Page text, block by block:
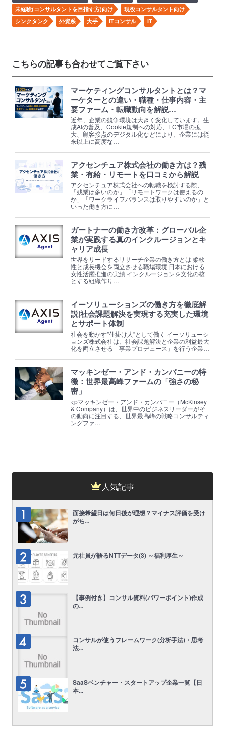
未経験(コンサルタントを目指す方)向け
現役コンサルタント向け
シンクタンク
外資系 大手 ITコンサル IT
こちらの記事も合わせてご覧下さい
マーケティングコンサルタントとは？マ
ーケターとの違い・職種・仕事内容・主
要ファーム・転職動向を解説…
近年、企業の競争環境は大きく変化しています。生
成AIの普及、Cookie規制への対応、EC市場の拡
大、顧客接点のデジタル化などにより、企業には従
来以上に高度な…
アクセンチュア株式会社の働き方は？残
業・有給・リモートを口コミから解説
アクセンチュア株式会社への転職を検討する際、
「残業は多いのか」「リモートワークは使えるの
か」「ワークライフバランスは取りやすいのか」と
いった働き方に…
ガートナーの働き方改革：グローバル企
業が実践する真のインクルージョンとキ
ャリア成長
世界をリードするリサーチ企業の働き方とは 柔軟
性と成長機会を両立させる職場環境 日本における
女性活躍推進の実績 インクルージョンを文化の核
とする組織作り…
イーソリューションズの働き方を徹底解
説|社会課題解決を実現する充実した環境
とサポート体制
社会を動かす”仕掛け人”として働く イーソリューシ
ョンズ株式会社は、社会課題解決と企業の利益最大
化を両立させる「事業プロデュース」を行う企業…
マッキンゼー・アンド・カンパニーの特
徴：世界最高峰ファームの「強さの秘
密」
<pマッキンゼー・アンド・カンパニー（McKinsey
& Company）は、世界中のビジネスリーダーがそ
の動向に注目する、世界最高峰の戦略コンサルティ
ングファ…
人気記事
面接希望日は何日後が理想？マイナス評価を受け
がち...
元社員が語るNTTデータ(3) ～福利厚生～
【事例付き】コンサル資料(パワーポイント)作成
の...
コンサルが使うフレームワーク(分析手法)・思考
法...
SaaSベンチャー・スタートアップ企業一覧【日
本...